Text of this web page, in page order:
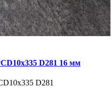
D281 16 мм
D281